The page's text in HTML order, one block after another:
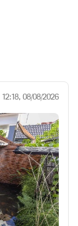
12:18, 08/08/2026